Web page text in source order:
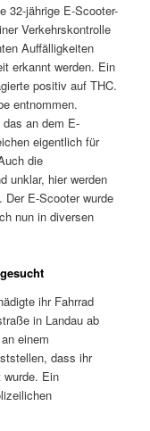
32-jährige E-Scooter-
Verkehrskontrolle
Auffälligkeiten
erkannt werden. Ein
positiv auf THC.
entnommen.
an dem E-
eigentlich für
die
unklar, hier werden
E-Scooter wurde
nun in diversen
ihr Fahrrad
in Landau ab
einem
dass ihr
wurde. Ein